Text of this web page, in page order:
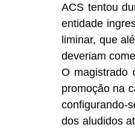
ACS tentou
entidade
liminar, que
deveriam
O magistrado
promoção na
configurando-
dos aludidos